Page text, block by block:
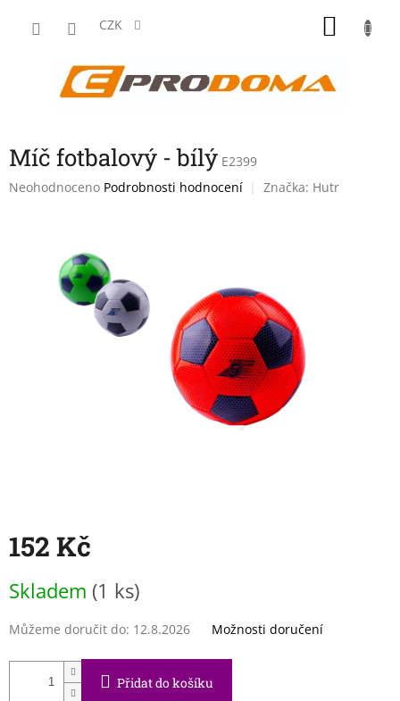
CZK
Míč fotbalový - bílý E2399
Průměrné
hvězdiček.
Neohodnoceno Podrobnosti hodnocení Značka: Hutr
152 Kč
cena:
Skladem (1 ks)
Můžeme doručit do: 12.8.2026 Možnosti doručení
Přidat do košíku